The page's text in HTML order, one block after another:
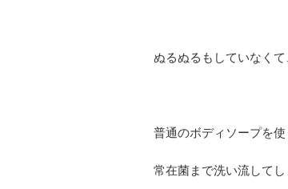
ぬるぬるもしていなく
普通のボディソープを使
常在菌まで洗い流してし